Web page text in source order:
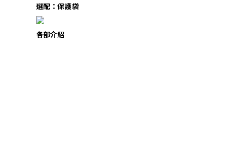
選配：保護袋
各部介紹